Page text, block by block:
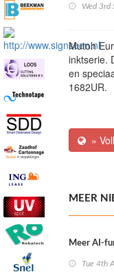
Wed 3rd
Mutoh
inktserie.
en
1682UR.
»
MEER
Meer AI-
Tue 4th